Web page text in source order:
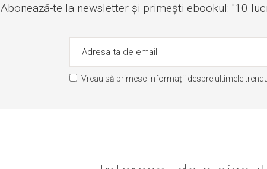
Abonează-te la newsletter și primești ebookul: "10
Vreau să primesc informații despre ultimele